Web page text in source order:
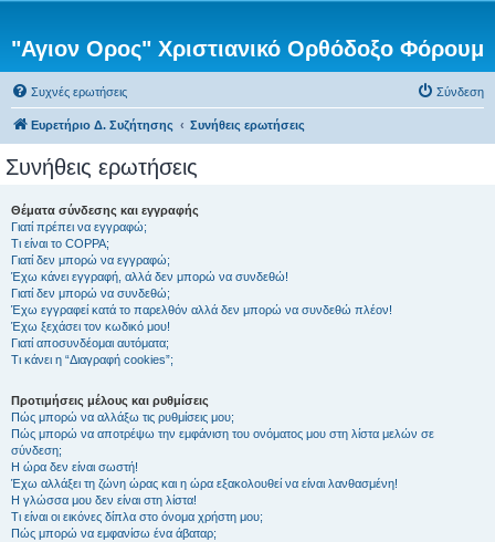
"Αγιον Ορος" Χριστιανικό Ορθόδοξο Φόρουμ
Συχνές ερωτήσεις Σύνδεση
Ευρετήριο Δ. Συζήτησης Συνήθεις ερωτήσεις
Συνήθεις ερωτήσεις
Θέματα σύνδεσης και εγγραφής
Γιατί πρέπει να εγγραφώ;
Τι είναι το COPPA;
Γιατί δεν μπορώ να εγγραφώ;
Έχω κάνει εγγραφή, αλλά δεν μπορώ να συνδεθώ!
Γιατί δεν μπορώ να συνδεθώ;
Έχω εγγραφεί κατά το παρελθόν αλλά δεν μπορώ να συνδεθώ πλέον!
Έχω ξεχάσει τον κωδικό μου!
Γιατί αποσυνδέομαι αυτόματα;
Τι κάνει η “Διαγραφή cookies”;
Προτιμήσεις μέλους και ρυθμίσεις
Πώς μπορώ να αλλάξω τις ρυθμίσεις μου;
Πώς μπορώ να αποτρέψω την εμφάνιση του ονόματος μου στη λίστα μελών σε
σύνδεση;
Η ώρα δεν είναι σωστή!
Έχω αλλάξει τη ζώνη ώρας και η ώρα εξακολουθεί να είναι λανθασμένη!
Η γλώσσα μου δεν είναι στη λίστα!
Τι είναι οι εικόνες δίπλα στο όνομα χρήστη μου;
Πώς μπορώ να εμφανίσω ένα άβαταρ;